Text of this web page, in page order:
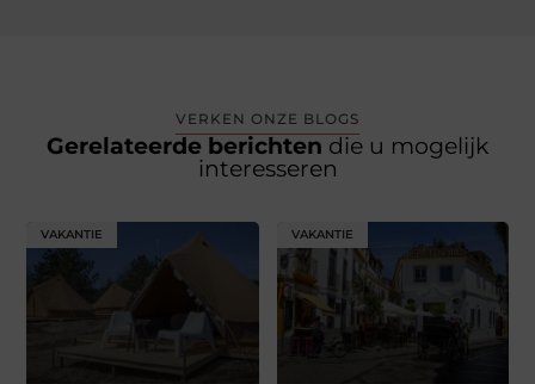
VERKEN ONZE BLOGS
Gerelateerde berichten die u mogelijk
interesseren
VAKANTIE VAKANTIE